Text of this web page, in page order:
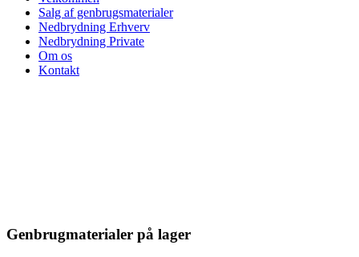
Salg af genbrugsmaterialer
Nedbrydning Erhverv
Nedbrydning Private
Om os
Kontakt
Genbrugmaterialer på lager